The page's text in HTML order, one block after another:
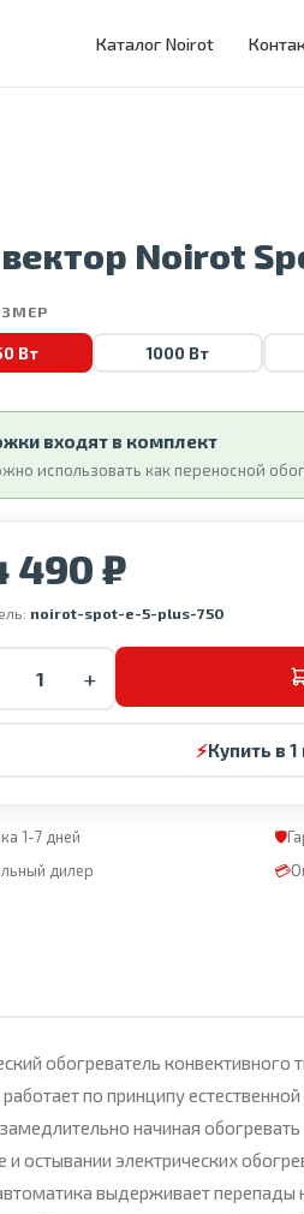
Каталог Noirot
Noirot
Вт 1000 Вт
входят в комплект
использовать как переносной
490 ₽
noirot-spot-e-5-plus-750
+
⚡Купить в 1
1-7 дней 🛡
дилер 💳
обогреватель конвективного
по принципу
начиная
остывании электрических
выдерживает